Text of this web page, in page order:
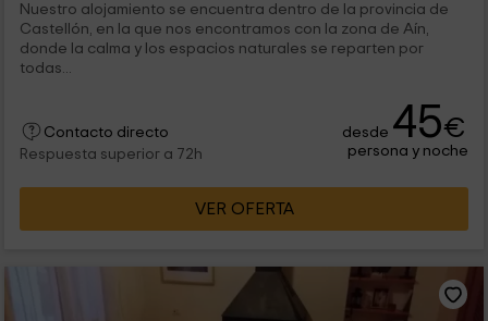
Nuestro alojamiento se encuentra dentro de la provincia de
Castellón, en la que nos encontramos con la zona de Aín,
donde la calma y los espacios naturales se reparten por
todas...
Contacto directo
Respuesta superior a 72h
desde 45€
persona y noche
VER OFERTA